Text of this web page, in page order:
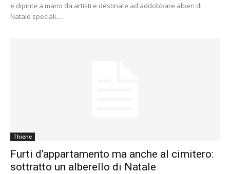
e dipinte a mano da artisti e destinate ad addobbare alberi di
Natale speciali....
Thiene
Furti d’appartamento ma anche al cimitero:
sottratto un alberello di Natale